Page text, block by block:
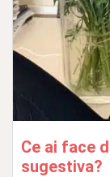
Ce ai face
sugestiva?